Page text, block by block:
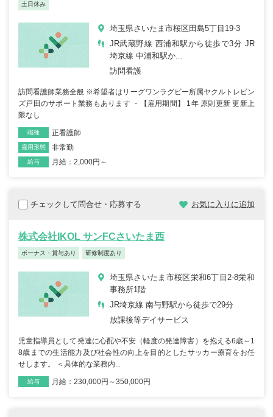
土日休み
埼玉県さいたま市桜区田島5丁目19-3
JR武蔵野線 西浦和駅から徒歩で3分 JR
埼京線 中浦和駅か...
訪問看護
訪問看護師業務全般 ※希望者はリーグワンラグビー所属ヤクルトレビン
ズ戸田のサポート業務もあります ・【雇用期間】 1年 原則更新 更新上
限なし
職種 正看護師
雇用形態 非常勤
給与 月給：2,000円～
チェックして問合せ・応募する お気に入りに追加
株式会社IKOL サンFCさいたま西
ボーナス・賞与あり 研修制度あり
埼玉県さいたま市桜区栄和6丁目2-8栄和
事務所1階
JR埼京線 南与野駅から徒歩で29分
放課後等デイサービス
児童指導員として発達に心配や不安（軽度の発達障害）を抱える6歳～1
8歳までの生活能力及び社会性の向上を目的としたサッカー療育をお任
せします。 ＜具体的な業務内...
職種
雇用形態
給与 月給：230,000円～350,000円